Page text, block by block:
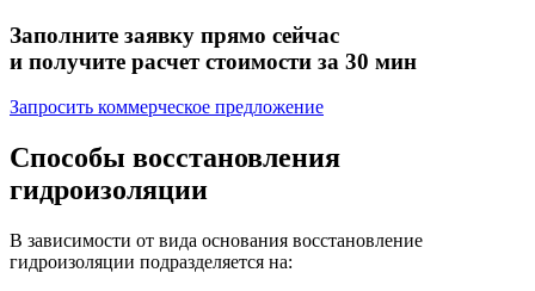
Заполните заявку прямо сейчас
и получите расчет стоимости за 30 мин
Запросить коммерческое предложение
Способы восстановления
гидроизоляции
В зависимости от вида основания восстановление
гидроизоляции подразделяется на: